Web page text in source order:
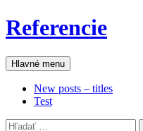
Preskočiť
na
Referencie
Hľadať
Hlavné menu
New posts – titles
Test
Hľadať: